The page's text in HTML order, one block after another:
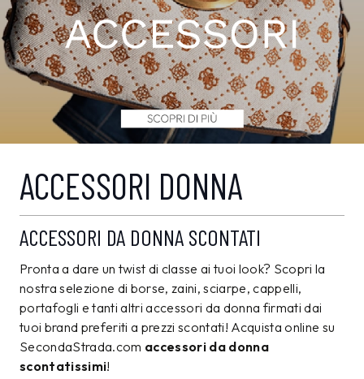
ACCESSORI DONNA
ACCESSORI DA DONNA SCONTATI
Pronta a dare un twist di classe ai tuoi look? Scopri la
nostra selezione di borse, zaini, sciarpe, cappelli,
portafogli e tanti altri accessori da donna firmati dai
tuoi brand preferiti a prezzi scontati! Acquista online su
SecondaStrada.com accessori da donna
scontatissimi!